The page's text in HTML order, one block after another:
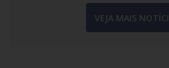
VEJA MAIS